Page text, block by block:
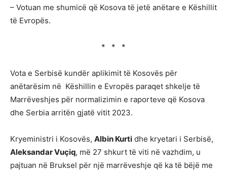
– Votuan me shumicë që Kosova të jetë anëtare e Këshillit
të Evropës.
* * *
Vota e Serbisë kundër aplikimit të Kosovës për
anëtarësim në Këshillin e Evropës paraqet shkelje të
Marrëveshjes për normalizimin e raporteve që Kosova
dhe Serbia arritën gjatë vitit 2023.
Kryeministri i Kosovës, Albin Kurti dhe kryetari i Serbisë,
Aleksandar Vuçiq, më 27 shkurt të viti në vazhdim, u
pajtuan në Bruksel për një marrëveshje që ka të bëjë me